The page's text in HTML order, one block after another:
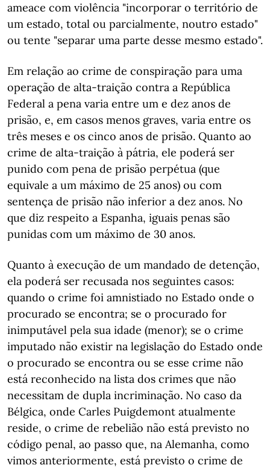
ameace com violência "incorporar o território de
um estado, total ou parcialmente, noutro estado"
ou tente "separar uma parte desse mesmo estado".
Em relação ao crime de conspiração para uma
operação de alta-traição contra a República
Federal a pena varia entre um e dez anos de
prisão, e, em casos menos graves, varia entre os
três meses e os cinco anos de prisão. Quanto ao
crime de alta-traição à pátria, ele poderá ser
punido com pena de prisão perpétua (que
equivale a um máximo de 25 anos) ou com
sentença de prisão não inferior a dez anos. No
que diz respeito a Espanha, iguais penas são
punidas com um máximo de 30 anos.
Quanto à execução de um mandado de detenção,
ela poderá ser recusada nos seguintes casos:
quando o crime foi amnistiado no Estado onde o
procurado se encontra; se o procurado for
inimputável pela sua idade (menor); se o crime
imputado não existir na legislação do Estado onde
o procurado se encontra ou se esse crime não
está reconhecido na lista dos crimes que não
necessitam de dupla incriminação. No caso da
Bélgica, onde Carles Puigdemont atualmente
reside, o crime de rebelião não está previsto no
código penal, ao passo que, na Alemanha, como
vimos anteriormente, está previsto o crime de